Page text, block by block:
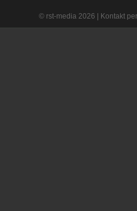
© rst-media 2026 | Kontakt